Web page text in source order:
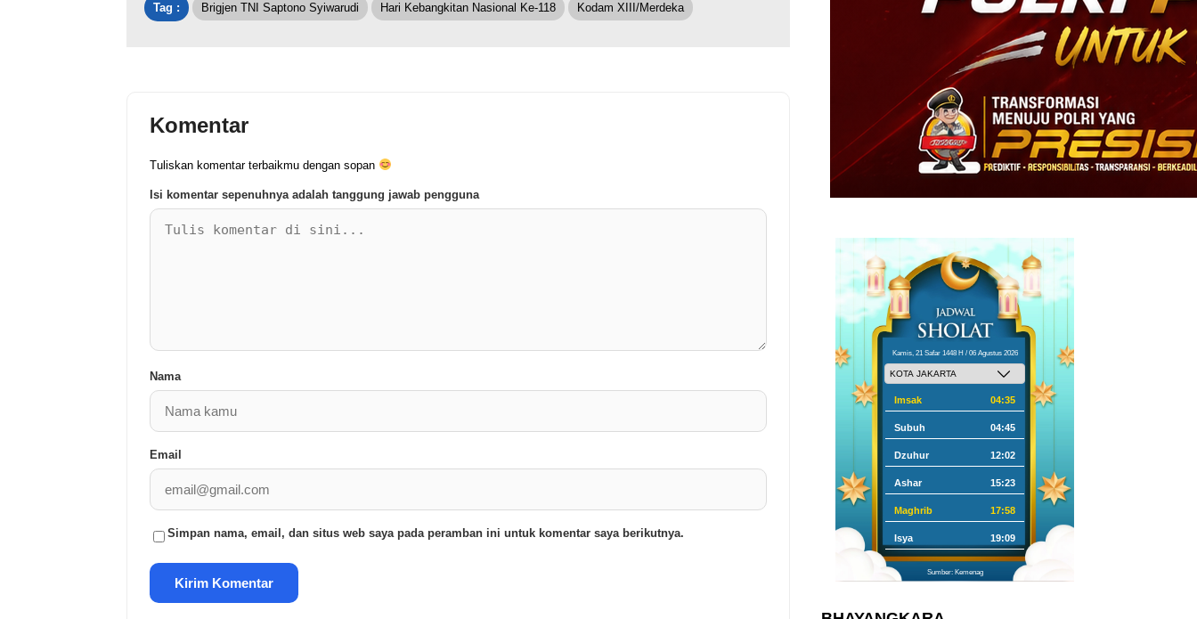
Tag : Brigjen TNI Saptono Syiwarudi Hari Kebangkitan Nasional Ke-118 Kodam XIII/Merdeka
Komentar
Tuliskan komentar terbaikmu dengan sopan
Isi komentar sepenuhnya adalah tanggung jawab pengguna
Nama
Email
Simpan nama, email, dan situs web saya pada peramban ini untuk komentar saya berikutnya.
Kamis, 21 Safar 1448 H / 06 Agustus 2026
Imsak 04:35
Subuh 04:45
Dzuhur 12:02
Ashar 15:23
Maghrib 17:58
Isya 19:09
Sumber: Kemenag